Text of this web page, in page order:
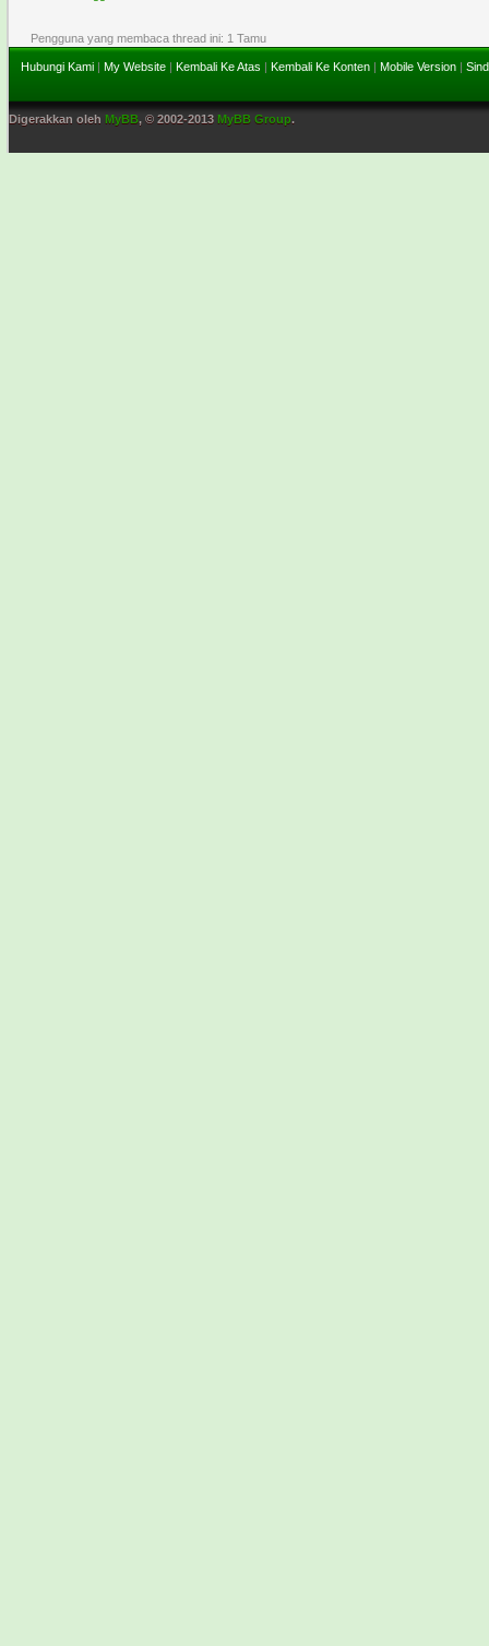
Pengguna yang membaca thread ini: 1 Tamu
Hubungi Kami | My Website | Kembali Ke Atas | Kembali Ke Konten | Mobile Version |
Digerakkan oleh MyBB, © 2002-2013 MyBB Group.